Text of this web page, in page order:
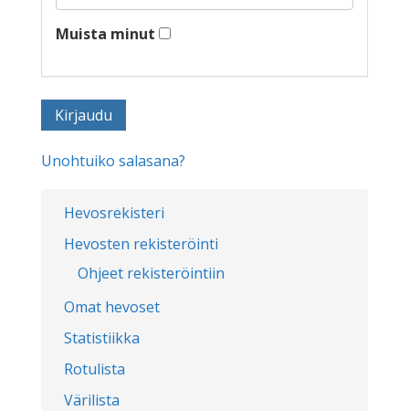
Hevosrekisteri
Hevosten rekisteröinti
Ohjeet rekisteröintiin
Omat hevoset
Statistiikka
Rotulista
Värilista
Muista minut
Unohtuiko salasana?